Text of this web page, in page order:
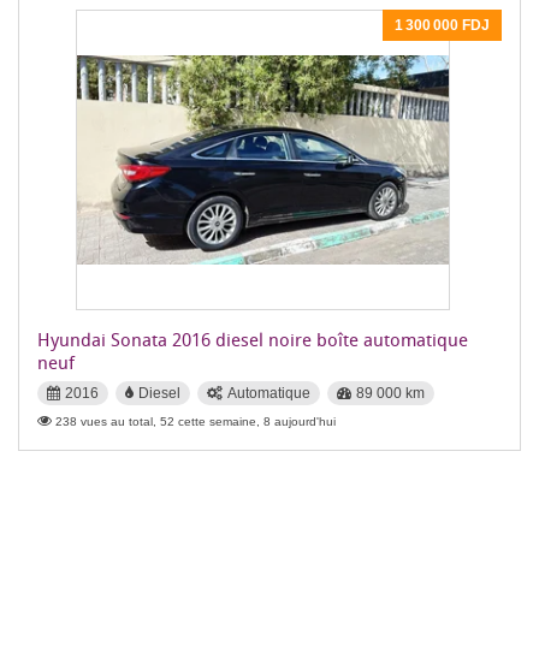
1 300 000 FDJ
Hyundai Sonata 2016 diesel noire boîte automatique
neuf
2016 Diesel Automatique 89 000 km
238 vues au total, 52 cette semaine, 8 aujourd'hui